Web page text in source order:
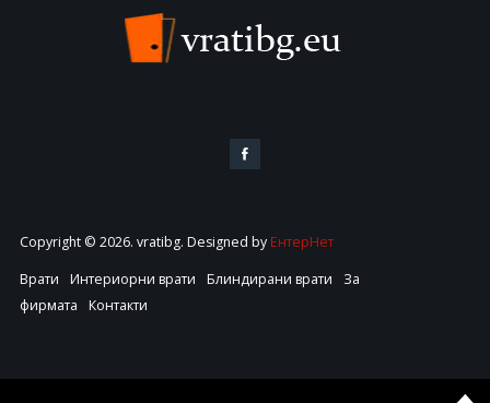
Copyright © 2026. vratibg. Designed by ЕнтерНет
Врати
Интериорни врати Блиндирани врати
За
фирмата
Контакти